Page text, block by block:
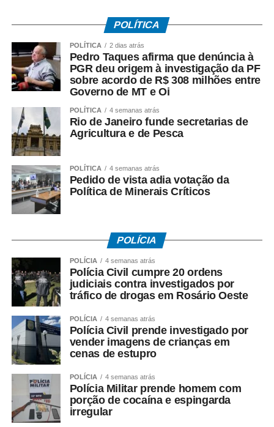
firmado pelo Governo do Estado e afirmou que:
criminal apresentada por seu escritório;
– *O acordo com a Oi foi ilegal*, em sua avaliação;
– *Houve falhas nos critérios* utilizados para definir os
valores envolvidos;
– *O fluxo dos recursos públicos precisa ser esclarecido*
pelas autoridades responsáveis.
O ex-governador destacou ainda que as medidas
cautelares da Operação Heritage foram autorizadas pelo
Supremo Tribunal Federal após manifestação da
Procuradoria-Geral da República.
A Operação Heritage apura se houve irregularidades na
acordo com a Oi.
Entre os crimes investigados estão: *organização
criminosa, peculato, lavagem de dinheiro, crimes contra o
Sistema Financeiro Nacional e uso de informação
privilegiada*.
Até o momento, a investigação segue em andamento e
não há condenação de qualquer investigado.
*O que diz Mauro Mendes*
*Mauro Mendes nega todas as acusações.*
POLÍTICA
POLÍTICA 2 dias atrás
Pedro Taques afirma que denúncia à
PGR deu origem à investigação da PF
sobre acordo de R$ 308 milhões entre
Governo de MT e Oi
POLÍTICA 4 semanas atrás
Rio de Janeiro funde secretarias de
Agricultura e de Pesca
POLÍTICA 4 semanas atrás
Pedido de vista adia votação da
Política de Minerais Críticos
POLÍCIA
POLÍCIA 4 semanas atrás
Polícia Civil cumpre 20 ordens
judiciais contra investigados por
tráfico de drogas em Rosário Oeste
POLÍCIA 4 semanas atrás
Polícia Civil prende investigado por
vender imagens de crianças em
cenas de estupro
POLÍCIA 4 semanas atrás
Polícia Militar prende homem com
porção de cocaína e espingarda
irregular